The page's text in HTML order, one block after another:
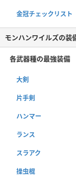
金冠チェックリスト
モンハンワイルズの装
各武器種の最強装備
大剣
片手剣
ハンマー
ランス
スラアク
操虫棍